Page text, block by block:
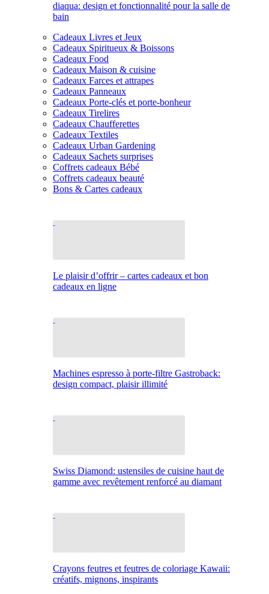
diaqua: design et fonctionnalité pour la salle de
bain
Cadeaux Livres et Jeux
Cadeaux Spiritueux & Boissons
Cadeaux Food
Cadeaux Maison & cuisine
Cadeaux Farces et attrapes
Cadeaux Panneaux
Cadeaux Porte-clés et porte-bonheur
Cadeaux Tirelires
Cadeaux Chaufferettes
Cadeaux Textiles
Cadeaux Urban Gardening
Cadeaux Sachets surprises
Coffrets cadeaux Bébé
Coffrets cadeaux beauté
Bons & Cartes cadeaux
Le plaisir d’offrir – cartes cadeaux et bon
cadeaux en ligne
Machines espresso à porte-filtre Gastroback:
design compact, plaisir illimité
Swiss Diamond: ustensiles de cuisine haut de
gamme avec revêtement renforcé au diamant
Crayons feutres et feutres de coloriage Kawaii:
créatifs, mignons, inspirants